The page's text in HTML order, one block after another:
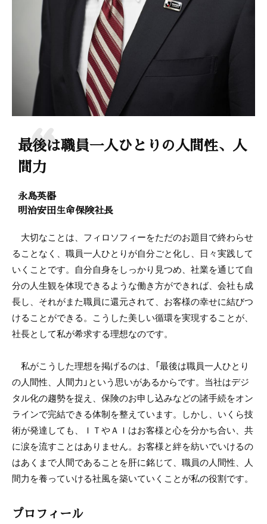
最後は職員一人ひとりの人間性、人
間力
永島英器
明治安田生命保険社長
大切なことは、フィロソフィーをただのお題目で終わらせ
ることなく、職員一人ひとりが自分ごと化し、日々実践して
いくことです。自分自身をしっかり見つめ、社業を通じて自
分の人生観を体現できるような働き方ができれば、会社も成
長し、それがまた職員に還元されて、お客様の幸せに結びつ
けることができる。こうした美しい循環を実現することが、
社長として私が希求する理想なのです。
私がこうした理想を掲げるのは、「最後は職員一人ひとり
の人間性、人間力」という思いがあるからです。当社はデジ
タル化の趨勢を捉え、保険のお申し込みなどの諸手続をオン
ラインで完結できる体制を整えています。しかし、いくら技
術が発達しても、ＩＴやＡＩはお客様と心を分かち合い、共
に涙を流すことはありません。お客様と絆を紡いでいけるの
はあくまで人間であることを肝に銘じて、職員の人間性、人
間力を養っていける社風を築いていくことが私の役割です。
プロフィール